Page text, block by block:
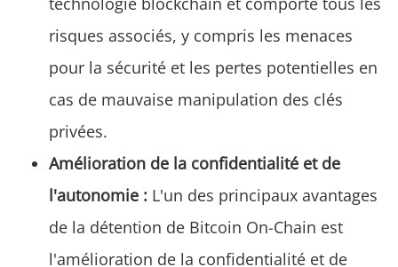
risques associés, y compris les menaces
pour la sécurité et les pertes potentielles en
cas de mauvaise manipulation des clés
privées.
Amélioration de la confidentialité et de
l'autonomie : L'un des principaux avantages
de la détention de Bitcoin On-Chain est
l'amélioration de la confidentialité et de